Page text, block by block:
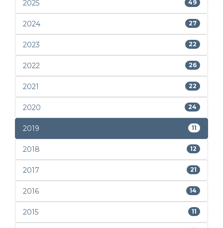
2025 49
2024 27
2023 22
2022 26
2021 22
2020 24
2019 11
2018 12
2017 21
2016 14
2015 11